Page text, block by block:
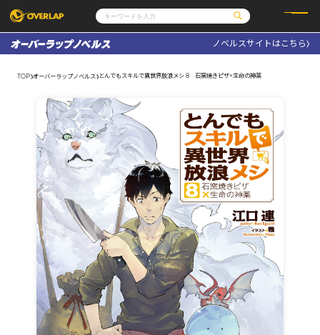
コミックガルド
コミッククリエ
文庫
ノベルス
その他
コミックエッセイ
ポケットモンスター
アニメ
ゲーム
OVERLAP STORE
オーバーラップ広報室
企業
会社概要
採用情報
アクセス
オーバーラップホールディングス
お問い合わせはこちら
オーバーラップ文庫
オーバーラップノベルス
オーバーラップノベルスf
ノベルスサイトはこちら
TOP オーバーラップノベルス とんでもスキルで異世界放浪メシ 8 石窯焼きピザ×生命の神薬